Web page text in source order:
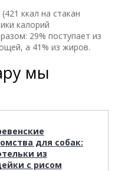
ккал на стакан
калорий
29% поступает из
а 41% из жиров.
мы
для собак:
из
с рисом